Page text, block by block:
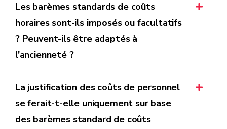
Les barèmes standards de coûts
horaires sont-ils imposés ou facultatifs
? Peuvent-ils être adaptés à
l'ancienneté ?
La justification des coûts de personnel
se ferait-t-elle uniquement sur base
des barèmes standard de coûts